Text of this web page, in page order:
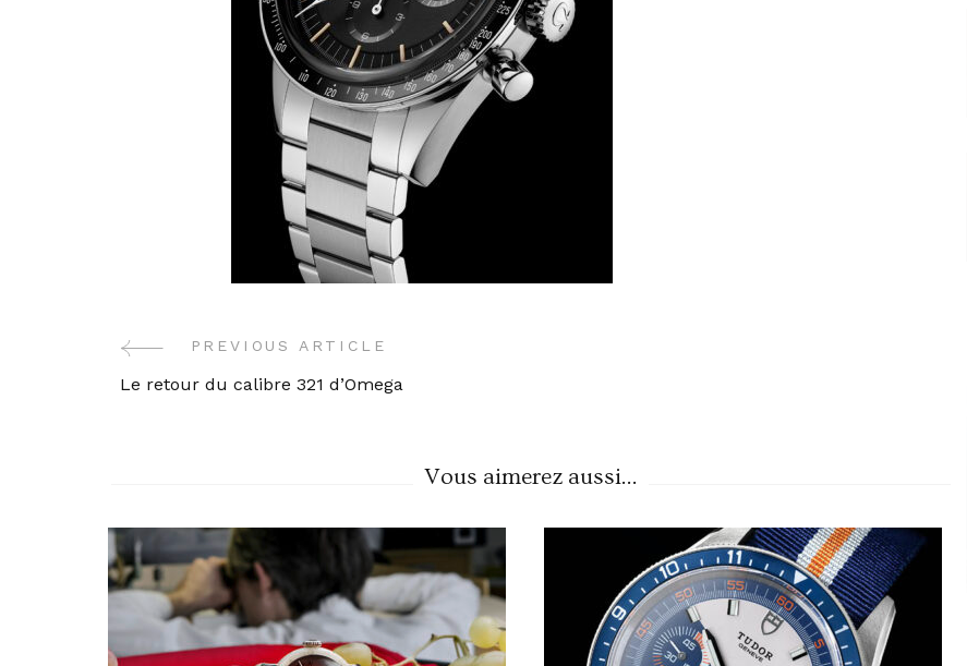
Post
PREVIOUS ARTICLE
Le retour du calibre 321 d’Omega
Vous aimerez aussi...